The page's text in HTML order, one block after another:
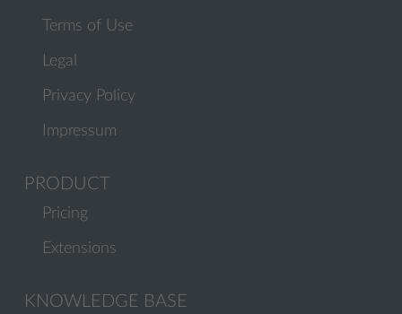
Terms of Use
Legal
Privacy Policy
Impressum
PRODUCT
Pricing
Extensions
KNOWLEDGE BASE